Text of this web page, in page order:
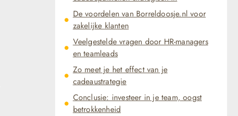
De voordelen van Borreldoosje.nl voor
zakelijke klanten
Veelgestelde vragen door HR-managers
en teamleads
Zo meet je het effect van je
cadeaustrategie
Conclusie: investeer in je team, oogst
betrokkenheid